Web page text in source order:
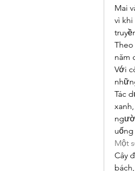
Mai
vì khi
năm
Với
Tác
xanh,
Một
Cây